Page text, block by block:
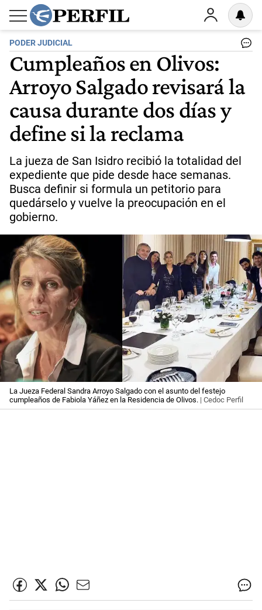
PODER JUDICIAL
Cumpleaños en Olivos:
Arroyo Salgado revisará la
causa durante dos días y
define si la reclama
La jueza de San Isidro recibió la totalidad del
expediente que pide desde hace semanas.
Busca definir si formula un petitorio para
quedárselo y vuelve la preocupación en el
gobierno.
La Jueza Federal Sandra Arroyo Salgado con el asunto del festejo
cumpleaños de Fabiola Yáñez en la Residencia de Olivos. | Cedoc Perfil